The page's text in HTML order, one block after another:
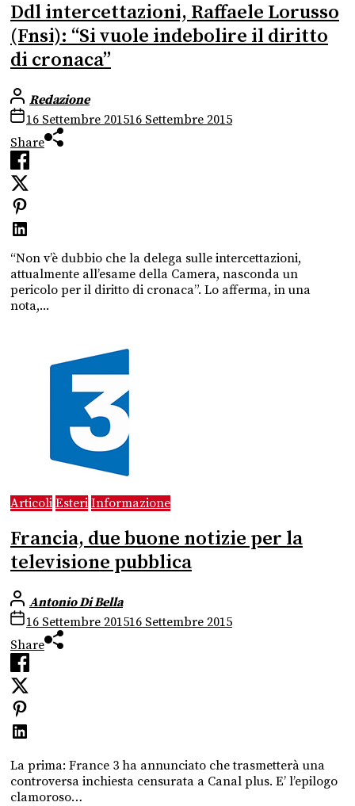
Ddl intercettazioni, Raffaele Lorusso
(Fnsi): “Si vuole indebolire il diritto
di cronaca”
Redazione
16 Settembre 201516 Settembre 2015
Share
“Non v’è dubbio che la delega sulle intercettazioni,
attualmente all’esame della Camera, nasconda un
pericolo per il diritto di cronaca”. Lo afferma, in una
nota,...
Articoli Esteri Informazione
Francia, due buone notizie per la
televisione pubblica
Antonio Di Bella
16 Settembre 201516 Settembre 2015
Share
La prima: France 3 ha annunciato che trasmetterà una
controversa inchiesta censurata a Canal plus. E’ l’epilogo
clamoroso…